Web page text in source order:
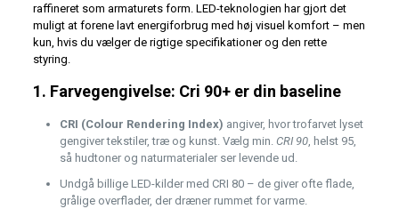
raffineret som armaturets form. LED-teknologien har gjort det
muligt at forene lavt energiforbrug med høj visuel komfort – men
kun, hvis du vælger de rigtige specifikationer og den rette
styring.
1. Farvegengivelse: Cri 90+ er din baseline
CRI (Colour Rendering Index) angiver, hvor trofarvet lyset
gengiver tekstiler, træ og kunst. Vælg min. CRI 90, helst 95,
så hudtoner og naturmaterialer ser levende ud.
Undgå billige LED-kilder med CRI 80 – de giver ofte flade,
grålige overflader, der dræner rummet for varme.